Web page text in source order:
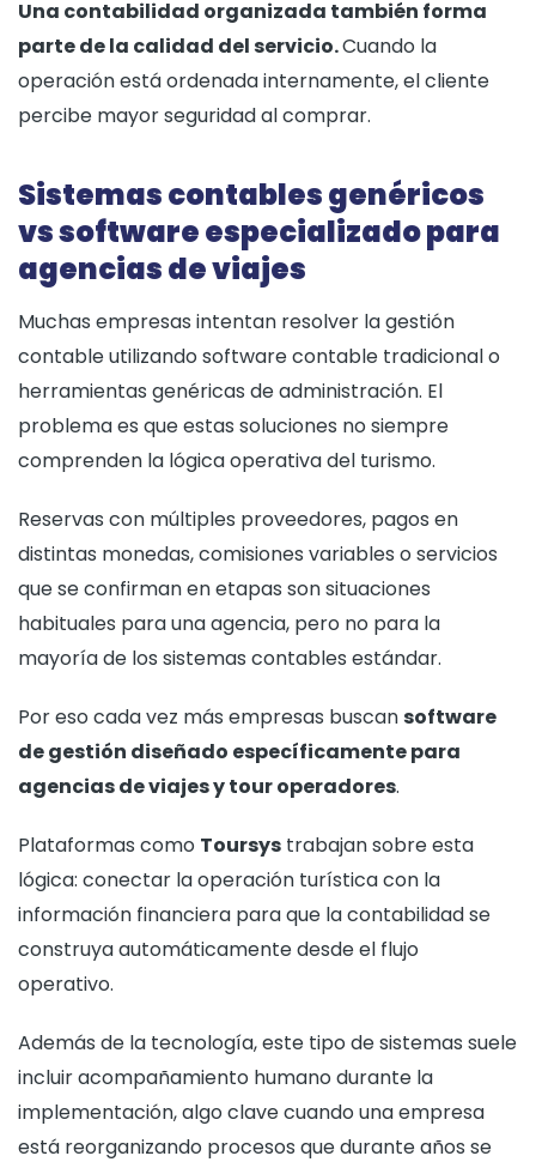
Una contabilidad organizada también forma
parte de la calidad del servicio.Cuando la
operación está ordenada internamente, el cliente
percibe mayor seguridad al comprar.
Sistemas contables genéricos
vs software especializado para
agencias de viajes
Muchas empresas intentan resolver la gestión
contable utilizando software contable tradicional o
herramientas genéricas de administración. El
problema es que estas soluciones no siempre
comprenden la lógica operativa del turismo.
Reservas con múltiples proveedores, pagos en
distintas monedas, comisiones variables o servicios
que se confirman en etapas son situaciones
habituales para una agencia, pero no para la
mayoría de los sistemas contables estándar.
Por eso cada vez más empresas buscansoftware
de gestión diseñado específicamente para
agencias de viajes y tour operadores.
Plataformas como Toursys trabajan sobre esta
lógica: conectar la operación turística con la
información financiera para que la contabilidad se
construya automáticamente desde el flujo
operativo.
Además de la tecnología, este tipo de sistemas suele
incluir acompañamiento humano durante la
implementación, algo clave cuando una empresa
está reorganizando procesos que durante años se